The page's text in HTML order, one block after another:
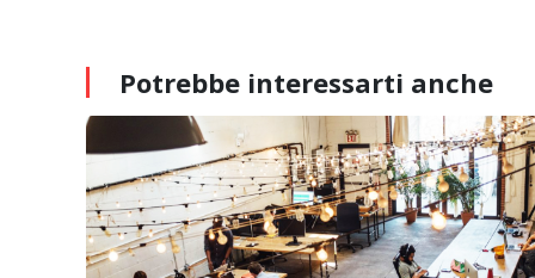
Potrebbe interessarti anche